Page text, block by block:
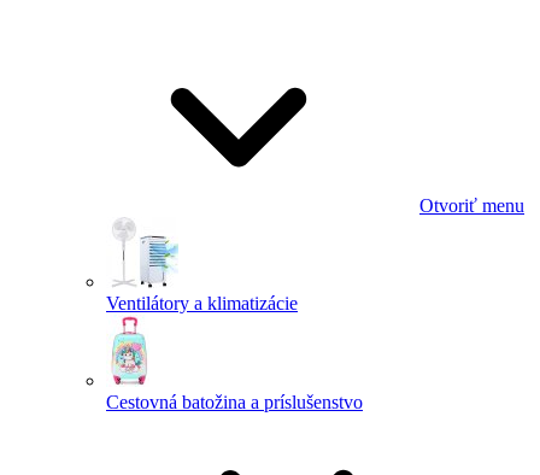
Otvoriť menu
Ventilátory a klimatizácie
Cestovná batožina a príslušenstvo